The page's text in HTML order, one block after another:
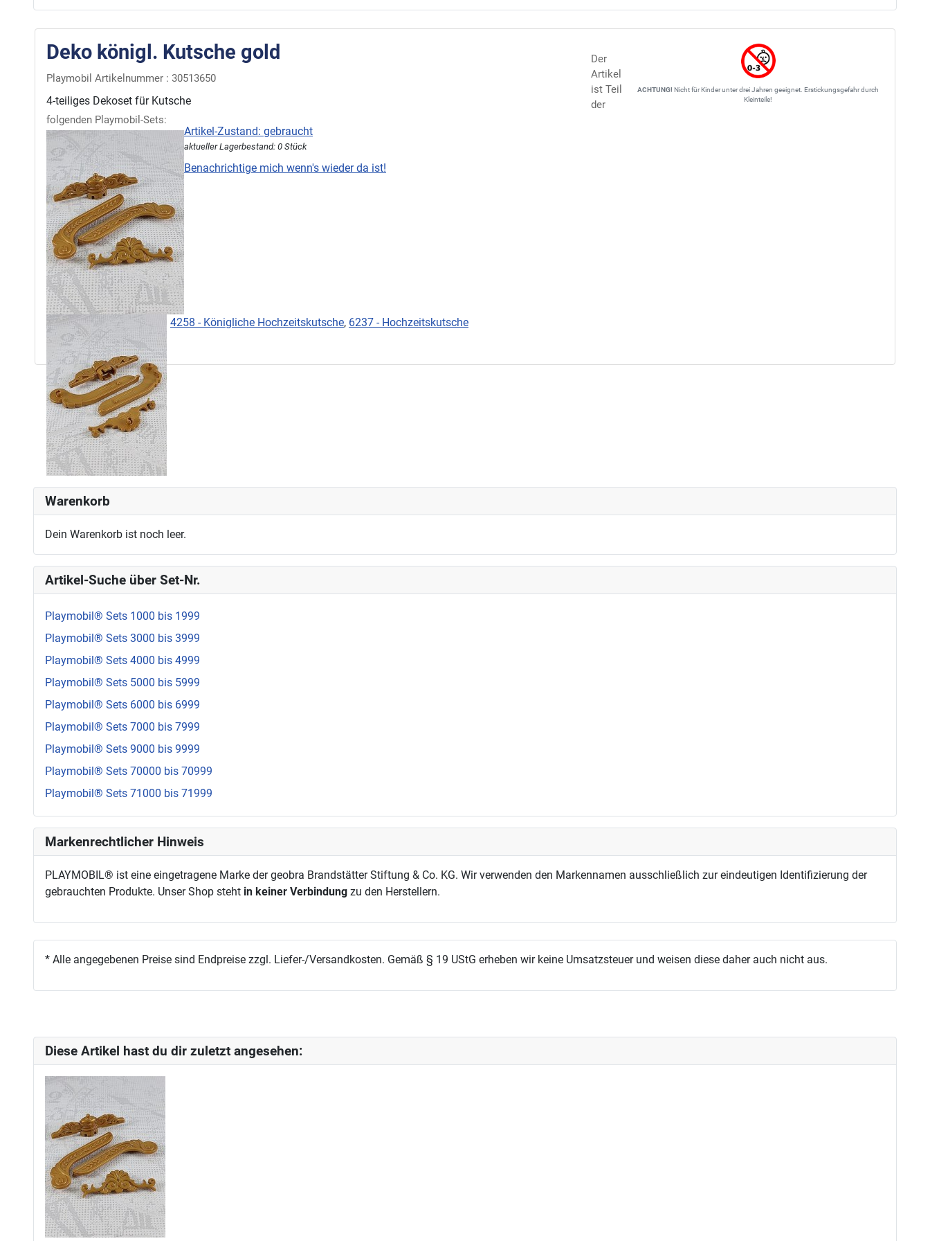
Deko königl. Kutsche gold
Playmobil Artikelnummer : 30513650
4-teiliges Dekoset für Kutsche
ACHTUNG! Nicht für Kinder unter drei Jahren geeignet. Erstickungsgefahr durch
Kleinteile!
Artikel-Zustand: gebraucht
aktueller Lagerbestand: 0 Stück
Benachrichtige mich wenn's wieder da ist!
Der
Artikel
ist Teil
der
folgenden Playmobil-Sets:
4258 - Königliche Hochzeitskutsche, 6237 - Hochzeitskutsche
Warenkorb
Dein Warenkorb ist noch leer.
Artikel-Suche über Set-Nr.
Playmobil® Sets 1000 bis 1999
Playmobil® Sets 3000 bis 3999
Playmobil® Sets 4000 bis 4999
Playmobil® Sets 5000 bis 5999
Playmobil® Sets 6000 bis 6999
Playmobil® Sets 7000 bis 7999
Playmobil® Sets 9000 bis 9999
Playmobil® Sets 70000 bis 70999
Playmobil® Sets 71000 bis 71999
Markenrechtlicher Hinweis
PLAYMOBIL® ist eine eingetragene Marke der geobra Brandstätter Stiftung & Co. KG. Wir verwenden den Markennamen ausschließlich zur eindeutigen Identifizierung der
gebrauchten Produkte. Unser Shop steht in keiner Verbindung zu den Herstellern.
* Alle angegebenen Preise sind Endpreise zzgl. Liefer-/Versandkosten. Gemäß § 19 UStG erheben wir keine Umsatzsteuer und weisen diese daher auch nicht aus.
Diese Artikel hast du dir zuletzt angesehen: